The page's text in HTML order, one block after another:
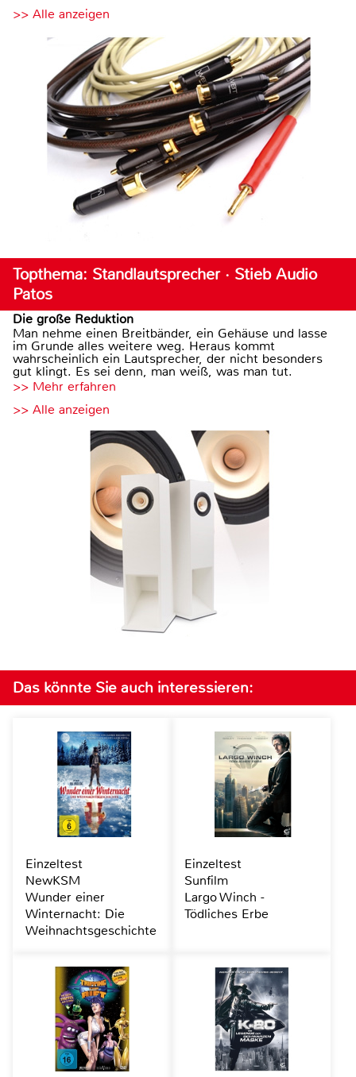
>> Alle anzeigen
Topthema: Standlautsprecher · Stieb Audio
Patos
Die große Reduktion
Man nehme einen Breitbänder, ein Gehäuse und lasse
im Grunde alles weitere weg. Heraus kommt
wahrscheinlich ein Lautsprecher, der nicht besonders
gut klingt. Es sei denn, man weiß, was man tut.
>> Mehr erfahren
>> Alle anzeigen
Das könnte Sie auch interessieren:
Einzeltest
NewKSM
Wunder einer
Winternacht: Die
Weihnachtsgeschichte
Einzeltest
Sunfilm
Largo Winch -
Tödliches Erbe